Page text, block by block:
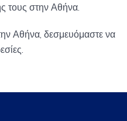
τους στην Αθήνα.
Αθήνα, δεσμευόμαστε να